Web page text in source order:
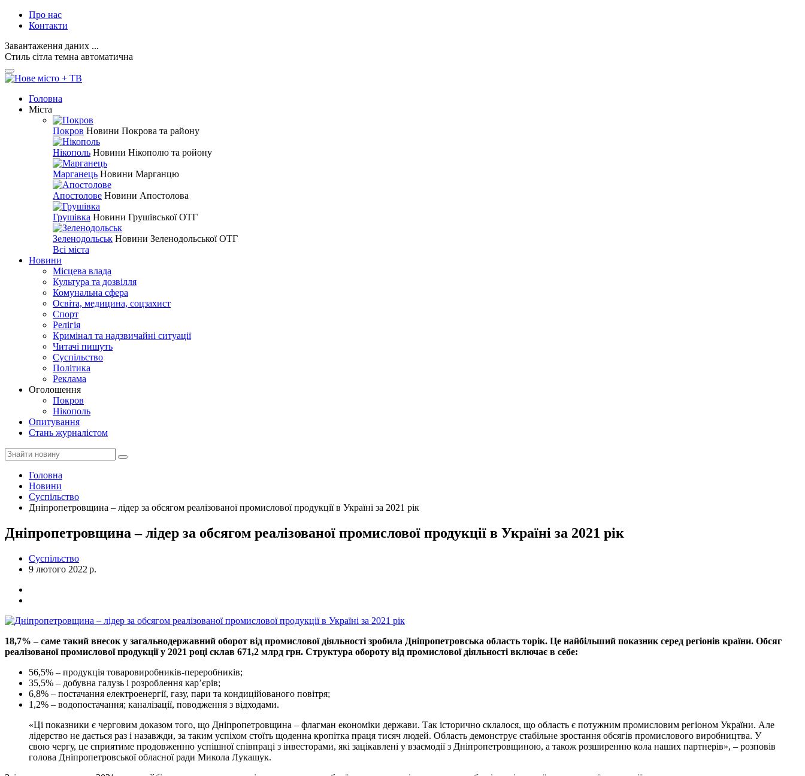
Про нас
Контакти
Завантаження даних ...
Стиль сітла темна автоматична
Головна
Міста
Покров Новини Покрова та району
Нікополь Новини Нікополю та ройону
Марганець Новини Марганцю
Апостолове Новини Апостолова
Грушівка Новини Грушівської ОТГ
Зеленодольськ Новини Зеленодольської ОТГ
Всі міста
Новини
Місцева влада
Культура та дозвілля
Комунальна сфера
Освіта, медицина, соцзахист
Спорт
Релігія
Кримінал та надзвичайні ситуації
Читачі пишуть
Суспільство
Політика
Реклама
Оголошення
Покров
Нікополь
Опитування
Стань журналістом
Головна
Новини
Суспільство
Дніпропетровщина – лідер за обсягом реалізованої промислової продукції в Україні за 2021 рік
Дніпропетровщина – лідер за обсягом реалізованої промислової продукції в Україні за 2021 рік
Суспільство
9 лютого 2022 р.
18,7% – саме такий внесок у загальнодержавний оборот від промислової діяльності зробила Дніпропетровська область торік. Це найбільший показник серед регіонів країни. Обсяг
реалізованої промислової продукції у 2021 році склав 671,2 млрд грн. Структура обороту від промислової діяльності включає в себе:
56,5% – продукція товаровиробників-переробників;
35,5% – добувна галузь і розроблення кар’єрів;
6,8% – постачання електроенергії, газу, пари та кондиційованого повітря;
1,2% – водопостачання; каналізації, поводження з відходами.
«Ці показники є черговим доказом того, що Дніпропетровщина – флагман економіки держави. Так історично склалося, що область є потужним промисловим регіоном України. Але
лідерство не дається раз і назавжди, за таким успіхом стоїть щоденна кропітка праця тисяч людей. Область демонструє стабільне зростання обсягів промислового виробництва. У
свою чергу, це сприятиме продовженню успішної співпраці з інвесторами, які зацікавлені у взаємодії з Дніпропетровщиною, а також розширенню кола наших партнерів», – розповів
голова Дніпропетровської обласної ради Микола Лукашук.